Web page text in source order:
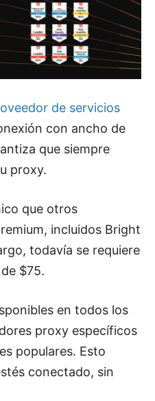
de servicios
con ancho de
que siempre
proxy.
que otros
incluidos Bright
todavía se requiere
$75.
en todos los
proxy específicos
populares. Esto
conectado, sin